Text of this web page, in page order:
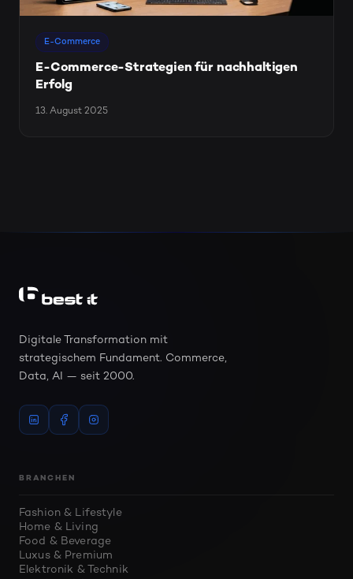
E-Commerce
E-Commerce-Strategien für nachhaltigen
Erfolg
13. August 2025
Digitale Transformation mit
strategischem Fundament. Commerce,
Data, AI — seit 2000.
BRANCHEN
Fashion & Lifestyle
Home & Living
Food & Beverage
Luxus & Premium
Elektronik & Technik